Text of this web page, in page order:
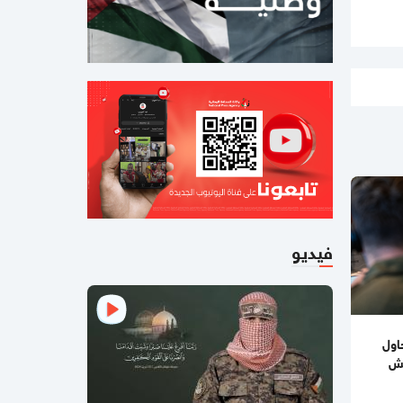
المغلقة
08:28 صباحا
"وول ستريت جورنال": ترمب درس العودة
إلى حرب شاملة مع إيران لكنه تراجع
08:17 صباحا
انخفاض أسعار المحروقات والغاز خلال
شهر تموز المقبل
08:14 صباحا
اليوم الأربعاء
08:11 صباحا
الطقس: أجواء شديدة الحرارة في معظم
المناطق
10:25 صباحا
فيديو